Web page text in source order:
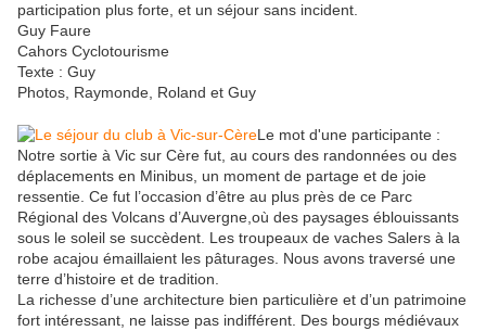
participation plus forte, et un séjour sans incident.
Guy Faure
Cahors Cyclotourisme
Texte : Guy
Photos, Raymonde, Roland et Guy
Le mot d'une participante :
Notre sortie à Vic sur Cère fut, au cours des randonnées ou des
déplacements en Minibus, un moment de partage et de joie
ressentie. Ce fut l’occasion d’être au plus près de ce Parc
Régional des Volcans d’Auvergne,où des paysages éblouissants
sous le soleil se succèdent. Les troupeaux de vaches Salers à la
robe acajou émaillaient les pâturages. Nous avons traversé une
terre d’histoire et de tradition.
La richesse d’une architecture bien particulière et d’un patrimoine
fort intéressant, ne laisse pas indifférent. Des bourgs médiévaux